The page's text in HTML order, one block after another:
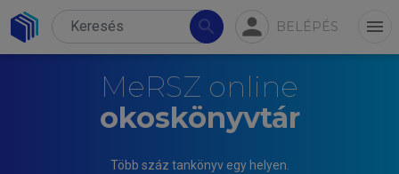
search person BELÉPÉS menu
MeRSZ online
okoskönyvtár
Több száz tankönyv egy helyen.